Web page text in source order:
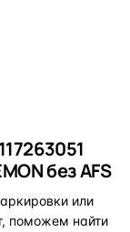
без AFS
или
поможем найти